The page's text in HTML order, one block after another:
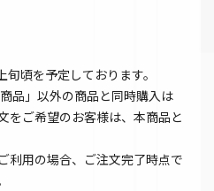
頃を予定しております。
品」以外の商品と同時購入は
をご希望のお客様は、本商品と
利用の場合、ご注文完了時点で